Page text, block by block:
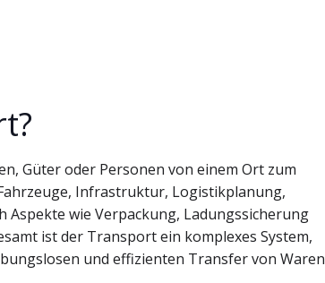
Güter oder Personen von einem Ort zum
Infrastruktur, Logistikplanung,
wie Verpackung, Ladungssicherung
ist der Transport ein komplexes System,
und effizienten Transfer von Waren